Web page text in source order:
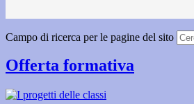
Campo di ricerca per le pagine del sito
Offerta formativa